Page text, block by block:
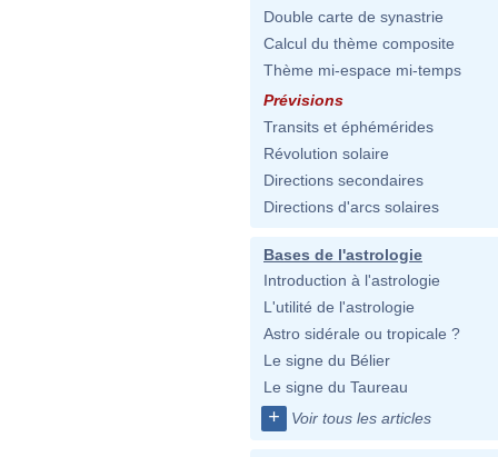
Double carte de synastrie
Calcul du thème composite
Thème mi-espace mi-temps
Prévisions
Transits et éphémérides
Révolution solaire
Directions secondaires
Directions d'arcs solaires
Bases de l'astrologie
Introduction à l'astrologie
L'utilité de l'astrologie
Astro sidérale ou tropicale ?
Le signe du Bélier
Le signe du Taureau
+ Voir tous les articles